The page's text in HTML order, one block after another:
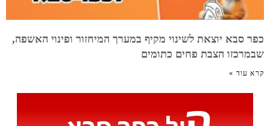
כפר סבא יוצאת לשינוי מקיף במערך המיחזור ופינוי האשפה,
שבמרכזו הצבת פחים כתומים
קרא עוד »